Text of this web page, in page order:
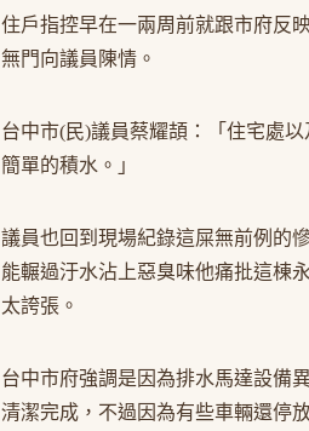
住戶指控早在一兩周前就跟市府反
無門向議員陳情。
台中市(民)議員蔡耀頡：「住宅處
簡單的積水。」
議員也回到現場紀錄這屎無前例的
能輾過汙水沾上惡臭味他痛批這棟
太誇張。
台中市府強調是因為排水馬達設備
清潔完成，不過因為有些車輛還停